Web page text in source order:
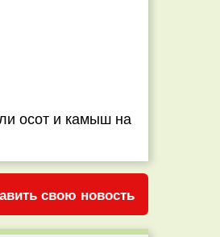
осот и камыш на
свою новость